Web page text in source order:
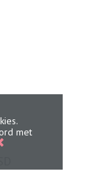
met